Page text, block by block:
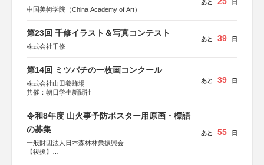
中国美術学院（China Academy of Art）
あと 日
第23回 千修イラスト＆写真コンテスト
株式会社千修
あと 39 日
第14回 ミツバチの一枚画コンクール
株式会社山田養蜂場
共催：朝日学生新聞社
あと 39 日
令和8年度 山火事予防ポスター用原画・標語
の募集
一般財団法人日本森林林業振興会
【後援】
あと 55 日